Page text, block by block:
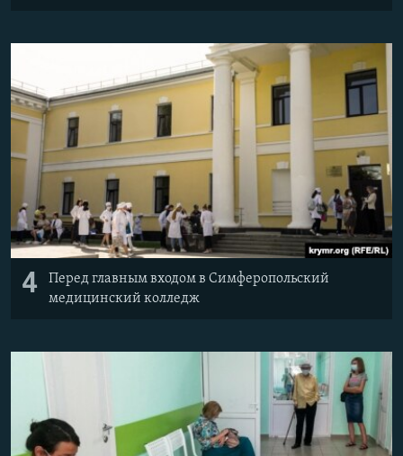
4
Перед главным входом в Симферопольский
медицинский колледж